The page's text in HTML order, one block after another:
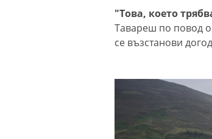
"Това, което
Тавареш по повод
се възстанови